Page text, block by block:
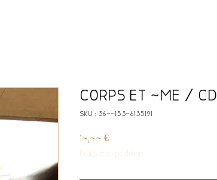
CORPS ET ÂME / CD
SKU : 364215376135191
10,00 €Prix